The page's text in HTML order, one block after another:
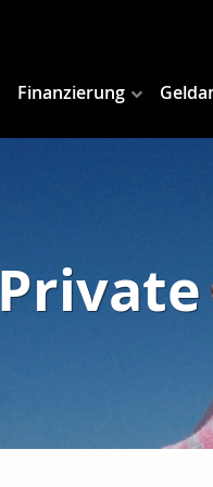
Finanzierung